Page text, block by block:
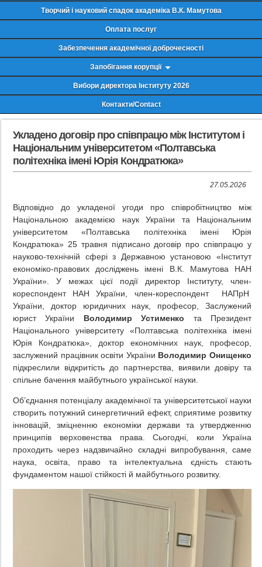
Творчий і науковий спадок академіка В.К. Мамутова
Оплата послуг
Забезпечення академічної доброчесності
Запобігання корупції
Вибори директора Інституту 2026
Контакти/Contact
Укладено договір про співпрацю між Інститутом і
Національним університетом «Полтавська
політехніка імені Юрія Кондратюка»
27.05.2026
Відповідно до укладеної угоди про співробітництво між
Національною академією наук України та Національним
університетом «Полтавська політехніка імені Юрія
Кондратюка» 25 травня підписано договір про співпрацю у
науково-технічній сфері з Державною установою «Інститут
економіко-правових досліджень імені В.К. Мамутова НАН
України». У межах цієї події директор Інституту, член-
кореспондент НАН України, член-кореспондент НАПрН
України, доктор юридичних наук, професор, Заслужений
юрист України Володимир Устименко та Президент
Національного університету «Полтавська політехніка імені
Юрія Кондратюка», доктор економічних наук, професор,
заслужений працівник освіти України Володимир Онищенко
підкреслили відкритість до партнерства, виявили довіру та
спільне бачення майбутнього української науки.
Об’єднання потенціалу академічної та університетської науки
створить потужний синергетичний ефект, сприятиме розвитку
інновацій, зміцненню економіки держави та утвердженню
принципів верховенства права. Сьогодні, коли Україна
проходить через надзвичайно складні випробування, саме
наука, освіта, право та інтелектуальна єдність стають
фундаментом нашої стійкості й майбутнього розвитку.